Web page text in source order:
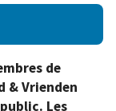
de
& Vrienden
Les